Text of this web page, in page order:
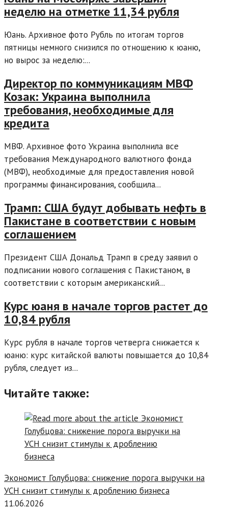
неделю на отметке 11,34 рубля
Юань. Архивное фото Рубль по итогам торгов
пятницы немного снизился по отношению к юаню,
но вырос за неделю:...
Директор по коммуникациям МВФ
Козак: Украина выполнила
требования, необходимые для
кредита
МВФ. Архивное фото Украина выполнила все
требования Международного валютного фонда
(МВФ), необходимые для предоставления новой
программы финансирования, сообщила...
Трамп: США будут добывать нефть в
Пакистане в соответствии с новым
соглашением
Президент США Дональд Трамп в среду заявил о
подписании нового соглашения с Пакистаном, в
соответствии с которым американский...
Курс юаня в начале торгов растет до
10,84 рубля
Курс рубля в начале торгов четверга снижается к
юаню: курс китайской валюты повышается до 10,84
рубля, следует из...
Читайте также:
Экономист Голубцова: снижение порога выручки на
УСН снизит стимулы к дроблению бизнеса
11.06.2026